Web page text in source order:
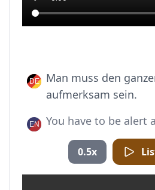
Man muss den
aufmerksam sein.
You have to be alert
0.5x